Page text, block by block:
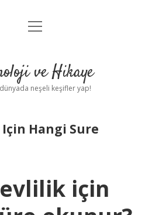
Anasayfa
Yasal Uyarı
menüyü
ve Hikaye
neşeli keşifler yap!
Için Hangi Sure
evlilik için